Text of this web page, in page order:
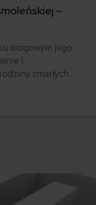
–
drogowym jego
i
zmarłych